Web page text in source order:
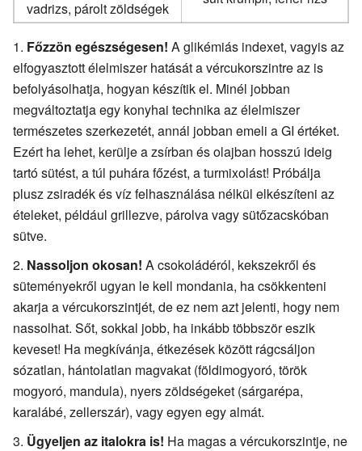
vadrizs, párolt zöldségek
Főzzön egészségesen! A glikémiás indexet, vagyis az
elfogyasztott élelmiszer hatását a vércukorszintre az is
befolyásolhatja, hogyan készítik el. Minél jobban
megváltoztatja egy konyhai technika az élelmiszer
természetes szerkezetét, annál jobban emeli a GI értéket.
Ezért ha lehet, kerülje a zsírban és olajban hosszú ideig
tartó sütést, a túl puhára főzést, a turmixolást! Próbálja
plusz zsiradék és víz felhasználása nélkül elkészíteni az
ételeket, például grillezve, párolva vagy sütőzacskóban
sütve.
Nassoljon okosan! A csokoládéról, kekszekről és
süteményekről ugyan le kell mondania, ha csökkenteni
akarja a vércukorszintjét, de ez nem azt jelenti, hogy nem
nassolhat. Sőt, sokkal jobb, ha inkább többször eszik
keveset! Ha megkívánja, étkezések között rágcsáljon
sózatlan, hántolatlan magvakat (földimogyoró, török
mogyoró, mandula), nyers zöldségeket (sárgarépa,
karalábé, zellerszár), vagy egyen egy almát.
Ügyeljen az italokra is! Ha magas a vércukorszintje, ne